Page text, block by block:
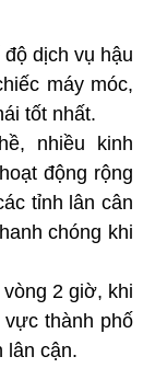
dịch vụ hậu
máy móc,
tốt nhất.
nhiều kinh
động rộng
tỉnh lân cân
chóng khi
2 giờ, khi
thành phố
lân cận.